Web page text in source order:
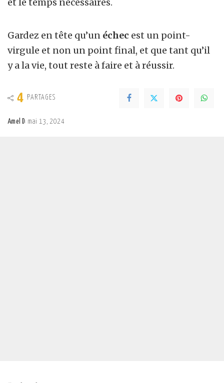
Gardez en tête qu’un échec est un point-
virgule et non un point final, et que tant qu’il
y a la vie, tout reste à faire et à réussir.
4 PARTAGES
Amel D mai 13, 2024